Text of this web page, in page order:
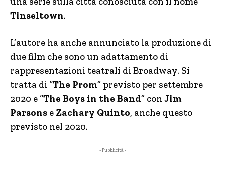
Tinseltown.
L’autore ha anche annunciato la produzione di
due film che sono un adattamento di
rappresentazioni teatrali di Broadway. Si
tratta di “The Prom” previsto per settembre
2020 e “The Boys in the Band” con Jim
Parsons e Zachary Quinto, anche questo
previsto nel 2020.
- Pubblicità -